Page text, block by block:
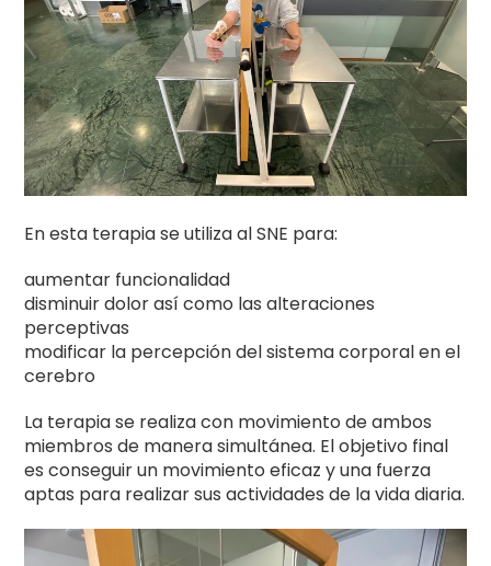
En esta terapia se utiliza al SNE para:
aumentar funcionalidad
disminuir dolor así como las alteraciones
perceptivas
modificar la percepción del sistema corporal en el
cerebro
La terapia se realiza con movimiento de ambos
miembros de manera simultánea. El objetivo final
es conseguir un movimiento eficaz y una fuerza
aptas para realizar sus actividades de la vida diaria.